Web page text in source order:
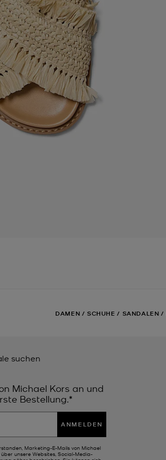
DAMEN / SCHUHE / SANDALEN /
suchen
Michael Kors an und
Bestellung.*
ANMELDEN
Marketing-E-Mails von Michael
unsere Websites, Social-Media-